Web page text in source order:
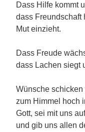
Dass Hilfe kommt
dass Freundschaft
Mut einzieht.
Dass Freude
dass Lachen siegt
Wünsche
zum Himmel hoch
Gott, sei mit uns
und gib uns allen